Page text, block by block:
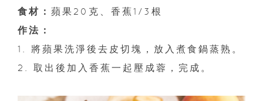
食材： 蘋果20克、香蕉1/3根
作法：
1. 將蘋果洗淨後去皮切塊，放入煮食鍋蒸熟。
2. 取出後加入香蕉一起壓成蓉，完成。